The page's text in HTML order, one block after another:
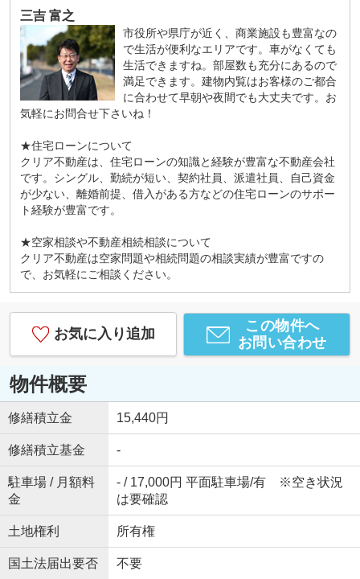
三吉 富之
市役所や県庁が近く、商業施設も豊富なの
で生活が便利なエリアです。車がなくても
生活できますね。部屋数も充分にあるので
満足できます。建物内覧はお客様のご都合
に合わせて早朝や夜間でも大丈夫です。お
気軽にお問合せ下さいね！
★住宅ローンについて
クリア不動産は、住宅ローンの知識と経験が豊富な不動産会社
です。シングル、勤続が短い、契約社員、派遣社員、自己資金
が少ない、離婚前提、借入がある方などの住宅ローンのサポー
ト経験が豊富です。
★空家相談や不動産相続相談について
クリア不動産は空家問題や相続問題の相談実績が豊富ですの
で、お気軽にご相談ください。
お気に入り追加
この物件へ
お問い合わせ
物件概要
修繕積立金 15,440円
修繕積立基金 -
駐車場 / 月額料
金
- / 17,000円 平面駐車場/有 ※空き状況
は要確認
土地権利 所有権
国土法届出要否 不要